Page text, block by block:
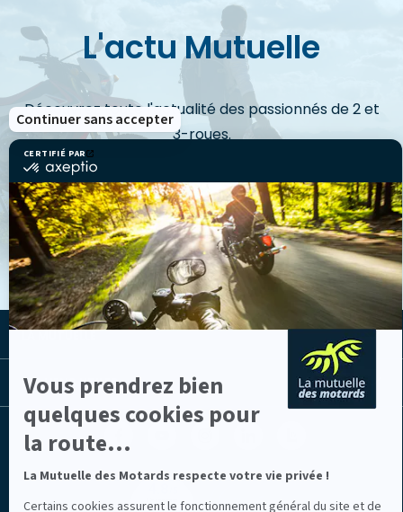
CERTIFIÉ PAR
certifié
Axeptio
-
En
savoir
plus
sur
Axeptio
Vous prendrez bien
quelques cookies pour
la route...
La Mutuelle des Motards respecte votre vie privée !
Certains cookies assurent le fonctionnement général du site et de
Continuer sans accepter
L'actu Mutuelle
Découvrez toute l'actualité des passionnés de 2 et
3-roues.
VOIR LES ACTUS
LES LIENS UTILES
FacebookYoutubeInstagram
fenêtre)